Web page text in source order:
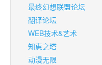
最终幻想联盟论坛
翻译论坛
WEB技术&艺术
知惠之塔
动漫无限